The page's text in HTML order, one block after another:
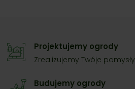
Projektujemy ogrody
Zrealizujemy Twóje pomysły
Budujemy ogrody